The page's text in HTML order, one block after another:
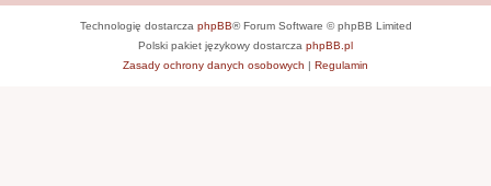
Technologię dostarcza phpBB® Forum Software © phpBB Limited
Polski pakiet językowy dostarcza phpBB.pl
Zasady ochrony danych osobowych | Regulamin